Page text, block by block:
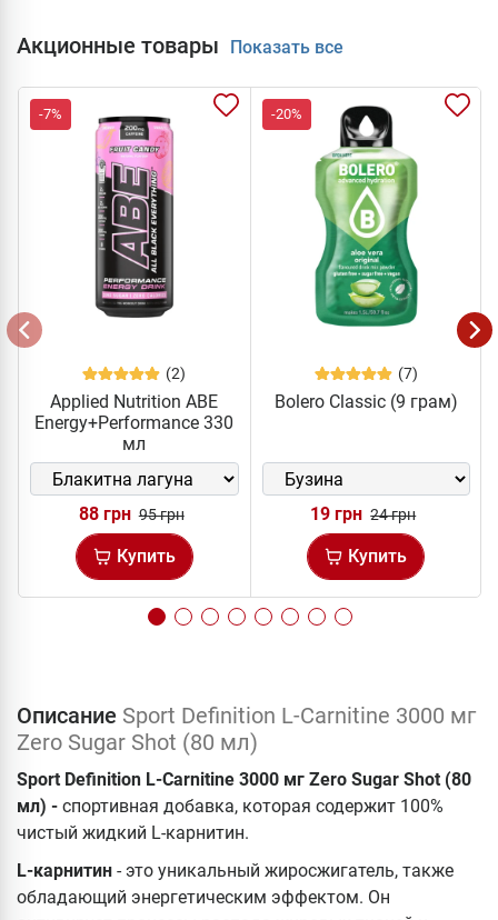
Акционные товары Показать все
-7%
(2)
Applied Nutrition ABE
Energy+Performance 330
мл
88 грн 95 грн
Купить
-20%
(7)
Bolero Classic (9 грам)
19 грн 24 грн
Купить
Описание Sport Definition L-Carnitine 3000 мг
Zero Sugar Shot (80 мл)
Sport Definition L-Carnitine 3000 мг Zero Sugar Shot (80
мл) - спортивная добавка, которая содержит 100%
чистый жидкий L-карнитин.
L-карнитин - это уникальный жиросжигатель, также
обладающий энергетическим эффектом. Он